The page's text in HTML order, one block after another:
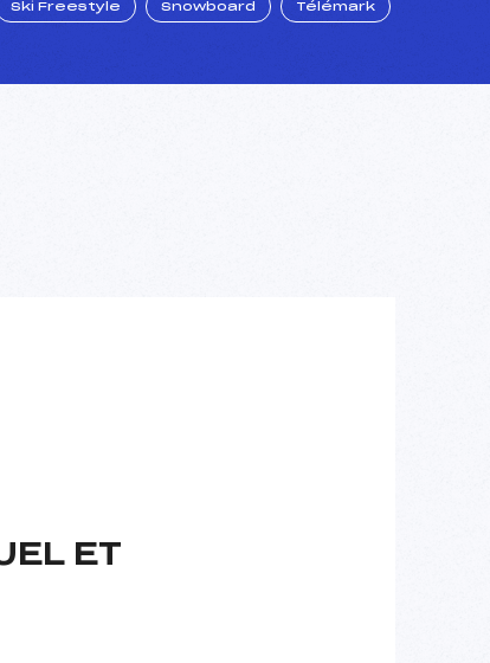
Ski Freestyle Snowboard Télémark
ET